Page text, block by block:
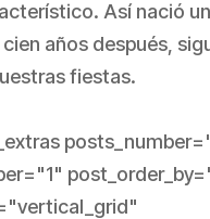
Así nació
años después,
fiestas.